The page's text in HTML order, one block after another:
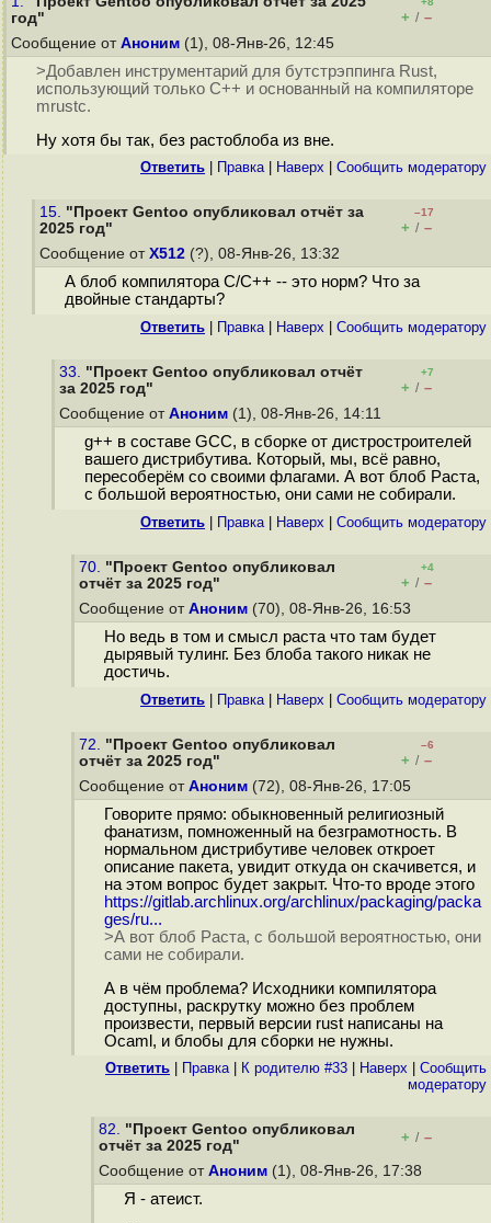
год"
+ / –
Сообщение от Аноним (1), 08-Янв-26, 12:45
>Добавлен инструментарий для бутстрэппинга Rust,
использующий только C++ и основанный на компиляторе
mrustc.
Ну хотя бы так, без растоблоба из вне.
Ответить Правка| Наверх Cообщить модератору
15. "Проект Gentoo опубликовал отчёт за
2025 год"
–17
+ / –
Сообщение от X512 (?), 08-Янв-26, 13:32
А блоб компилятора C/C++ -- это норм? Что за
двойные стандарты?
Ответить Правка| Наверх Cообщить модератору
33. "Проект Gentoo опубликовал отчёт
за 2025 год"
+7
+ / –
Сообщение от Аноним (1), 08-Янв-26, 14:11
g++ в составе GCC, в сборке от дистростроителей
вашего дистрибутива. Который, мы, всё равно,
пересоберём со своими флагами. А вот блоб Раста,
с большой вероятностью, они сами не собирали.
Ответить Правка| Наверх Cообщить модератору
70. "Проект Gentoo опубликовал
отчёт за 2025 год"
+4
+ / –
Сообщение от Аноним (70), 08-Янв-26, 16:53
Но ведь в том и смысл раста что там будет
дырявый тулинг. Без блоба такого никак не
достичь.
Ответить Правка| Наверх Cообщить модератору
72. "Проект Gentoo опубликовал
отчёт за 2025 год"
–6
+ / –
Сообщение от Аноним (72), 08-Янв-26, 17:05
Говорите прямо: обыкновенный религиозный
фанатизм, помноженный на безграмотность. В
нормальном дистрибутиве человек откроет
описание пакета, увидит откуда он скачивется, и
на этом вопрос будет закрыт. Что-то вроде этого
https://gitlab.archlinux.org/archlinux/packaging/packa
ges/ru...
>А вот блоб Раста, с большой вероятностью, они
сами не собирали.
А в чём проблема? Исходники компилятора
доступны, раскрутку можно без проблем
произвести, первый версии rust написаны на
Ocaml, и блобы для сборки не нужны.
Ответить Правка| К родителю #33 Наверх
Cообщить
модератору
82. "Проект Gentoo опубликовал
отчёт за 2025 год"
+ / –
Сообщение от Аноним (1), 08-Янв-26, 17:38
Я - атеист.